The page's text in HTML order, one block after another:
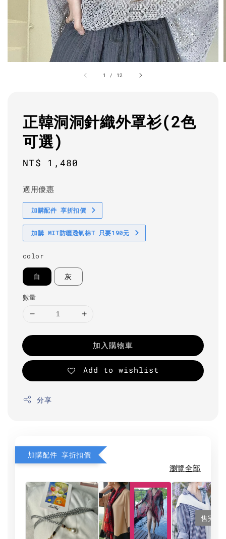
1 / 12
正韓洞洞針織外罩衫(2色
可選)
Regular
NT$ 1,480
適用優惠
加購配件 享折扣價
加購 MIT防曬透氣棉T 只要190元
color
白 灰
數量
加入購物車
Add to wishlist
分享
加購配件 享折扣價
瀏覽全部
售完